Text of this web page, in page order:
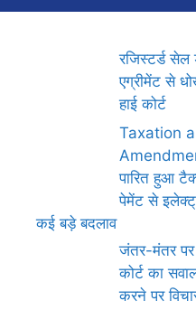
रजिस्टर्ड सेल
एग्रीमेंट से
हाई कोर्ट
Taxation
पारित हुआ
पेमेंट से
कई बड़े बदलाव
जंतर-मंतर पर
कोर्ट का
करने पर